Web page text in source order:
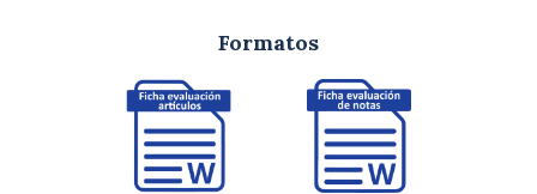
Formatos